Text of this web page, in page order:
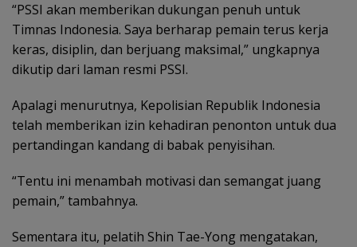
“PSSI akan memberikan dukungan penuh untuk
Timnas Indonesia. Saya berharap pemain terus kerja
keras, disiplin, dan berjuang maksimal,” ungkapnya
dikutip dari laman resmi PSSI.
Apalagi menurutnya, Kepolisian Republik Indonesia
telah memberikan izin kehadiran penonton untuk dua
pertandingan kandang di babak penyisihan.
“Tentu ini menambah motivasi dan semangat juang
pemain,” tambahnya.
Sementara itu, pelatih Shin Tae-Yong mengatakan,